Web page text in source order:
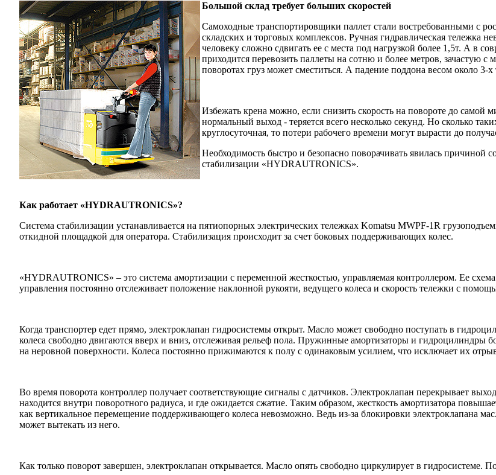
Большой склад требует больших скоростей
Самоходные транспортировщики паллет стали востребованными с
складских и торговых комплексов. Ручная гидравлическая тележка
человеку сложно сдвигать ее с места под нагрузкой более 1,5т. А в
приходится перевозить паллеты на сотню и более метров, зачастую
поворотах груз может сместиться. А падение поддона весом около 3-
Избежать крена можно, если снизить скорость на повороте до самой
нормальный выход - теряется всего несколько секунд. Но сколько
круглосуточная, то потери рабочего времени могут вырасти до
Необходимость быстро и безопасно поворачивать явилась причиной
стабилизации «HYDRAUTRONICS».
Как работает «HYDRAUTRONICS»?
Система стабилизации устанавливается на пятиопорных электрических тележках Komatsu MWPF-1R
откидной площадкой для оператора. Стабилизация происходит за счет боковых поддерживающих колес.
«HYDRAUTRONICS» – это система амортизации с переменной жесткостью, управляемая контроллером. Ее
управления постоянно отслеживает положение наклонной рукояти, ведущего колеса и скорость тележки с
Когда транспортер едет прямо, электроклапан гидросистемы открыт. Масло может свободно поступать в
колеса свободно двигаются вверх и вниз, отслеживая рельеф пола. Пружинные амортизаторы и гидроцилиндры
на неровной поверхности. Колеса постоянно прижимаются к полу с одинаковым усилием, что исключает их
Во время поворота контроллер получает соответствующие сигналы с датчиков. Электроклапан перекрывает
находится внутри поворотного радиуса, и где ожидается сжатие. Таким образом, жесткость амортизатора
как вертикальное перемещение поддерживающего колеса невозможно. Ведь из-за блокировки электроклапана
может вытекать из него.
Как только поворот завершен, электроклапан открывается. Масло опять свободно циркулирует в гидросистеме.